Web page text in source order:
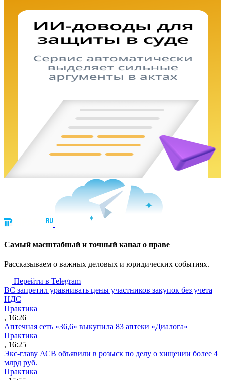
Cамый масштабный и точный канал о праве
Рассказываем о важных деловых и юридических событиях.
Перейти в Telegram
ВС запретил уравнивать цены участников закупок без учета
НДС
Практика
, 16:26
Аптечная сеть «36,6» выкупила 83 аптеки «Диалога»
Практика
, 16:25
Экс-главу АСВ объявили в розыск по делу о хищении более 4
млрд руб.
Практика